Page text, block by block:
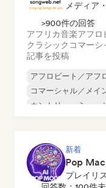
メディア
>900件の回答
アフリカ音楽アフロ
クラシック コマーシ
記事を投稿
アフロビート／アフ
コマーシャル／メイ
カントリー・ミュー
新着
プレイリ